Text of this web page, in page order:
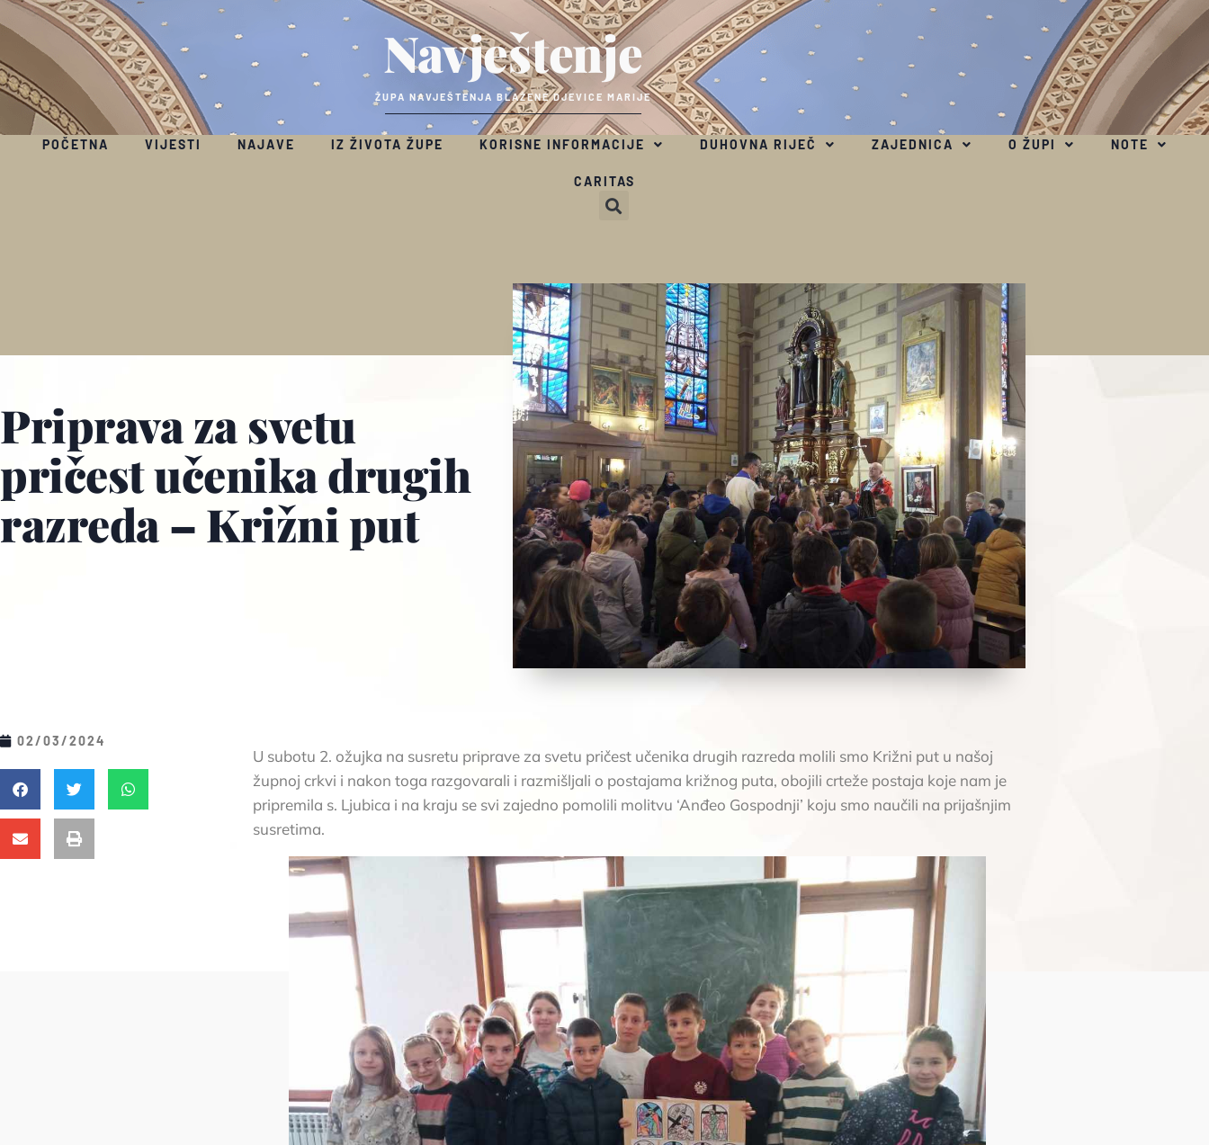
Navještenje
ŽUPA NAVJEŠTENJA BLAŽENE DJEVICE MARIJE
POČETNA VIJESTI NAJAVE IZ ŽIVOTA ŽUPE KORISNE INFORMACIJE DUHOVNA RIJEČ ZAJEDNICA O ŽUPI NOTE
CARITAS
Priprava za svetu
pričest učenika drugih
razreda – Križni put
02/03/2024
U subotu 2. ožujka na susretu priprave za svetu pričest učenika drugih razreda molili smo Križni put u našoj
župnoj crkvi i nakon toga razgovarali i razmišljali o postajama križnog puta, obojili crteže postaja koje nam je
pripremila s. Ljubica i na kraju se svi zajedno pomolili molitvu ‘Anđeo Gospodnji’ koju smo naučili na prijašnjim
susretima.